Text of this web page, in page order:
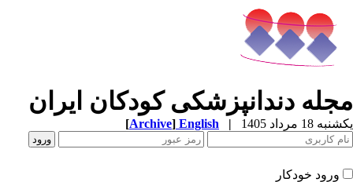
دندانپزشکی کودکان ایران
18 مرداد 1405 |
English
[Archive]
ورود خودکار